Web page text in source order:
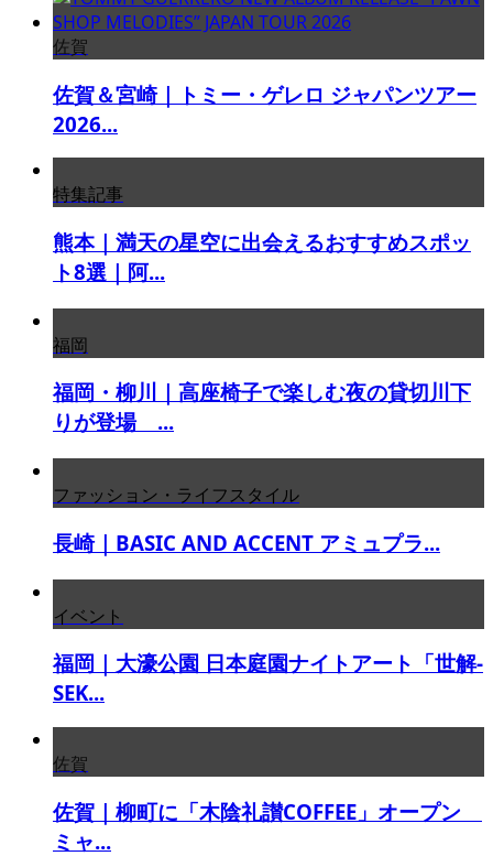
佐賀
佐賀＆宮崎｜トミー・ゲレロ ジャパンツアー
2026...
特集記事
熊本｜満天の星空に出会えるおすすめスポッ
ト8選｜阿...
福岡
福岡・柳川｜高座椅子で楽しむ夜の貸切川下
りが登場 ...
ファッション・ライフスタイル
長崎｜BASIC AND ACCENT アミュプラ...
イベント
福岡｜大濠公園 日本庭園ナイトアート「世解-
SEK...
佐賀
佐賀｜柳町に「木陰礼讃COFFEE」オープン
ミャ...